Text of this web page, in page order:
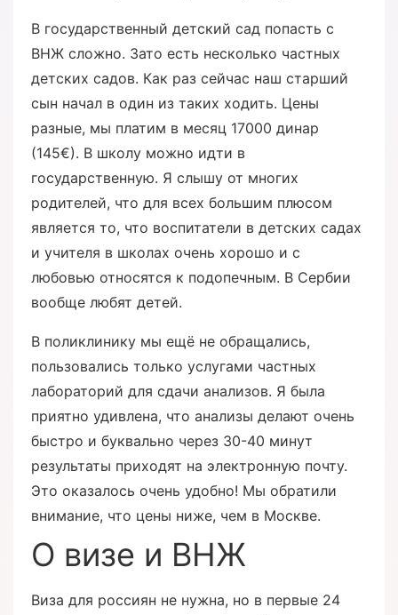
В государственный детский сад попасть с
ВНЖ сложно. Зато есть несколько частных
детских садов. Как раз сейчас наш старший
сын начал в один из таких ходить. Цены
разные, мы платим в месяц 17000 динар
(145€). В школу можно идти в
государственную. Я слышу от многих
родителей, что для всех большим плюсом
является то, что воспитатели в детских садах
и учителя в школах очень хорошо и с
любовью относятся к подопечным. В Сербии
вообще любят детей.
В поликлинику мы ещё не обращались,
пользовались только услугами частных
лабораторий для сдачи анализов. Я была
приятно удивлена, что анализы делают очень
быстро и буквально через 30-40 минут
результаты приходят на электронную почту.
Это оказалось очень удобно! Мы обратили
внимание, что цены ниже, чем в Москве.
О визе и ВНЖ
Виза для россиян не нужна, но в первые 24